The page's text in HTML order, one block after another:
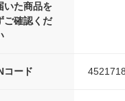
いた商品を
ご確認くだ
コード